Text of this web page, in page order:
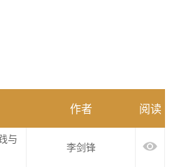
作者 阅读
与
李剑锋